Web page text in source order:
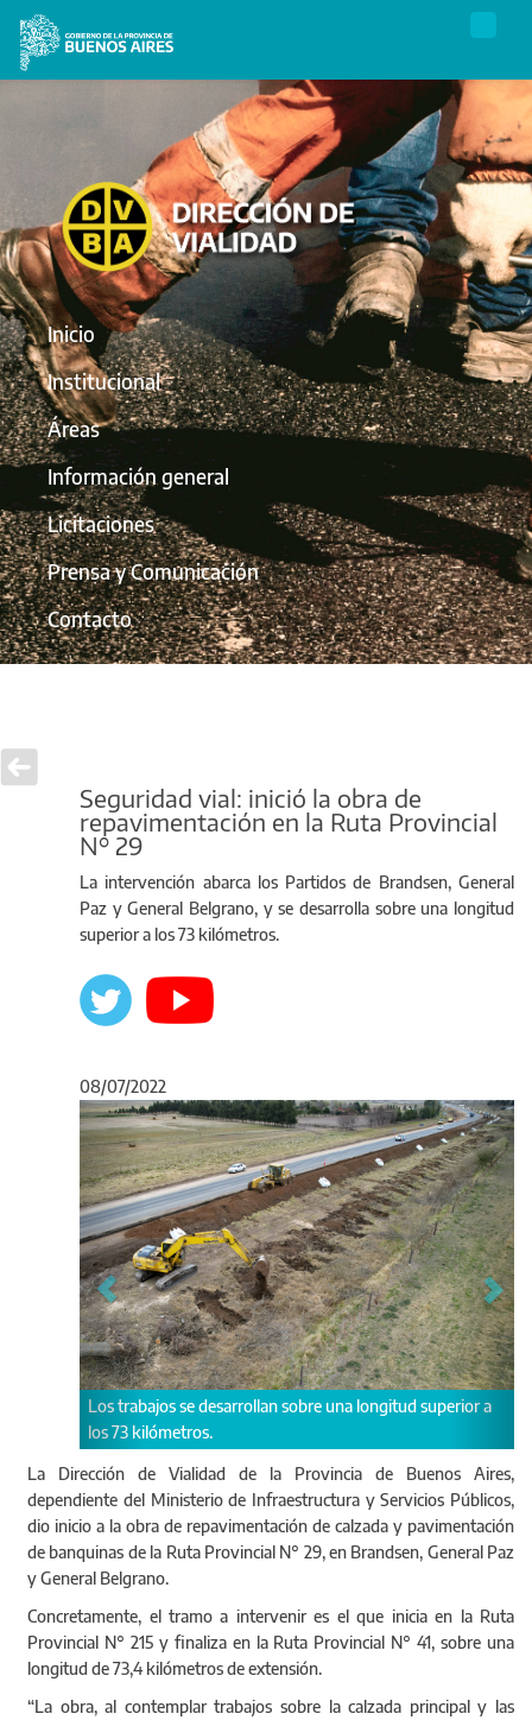
Inicio
Institucional
Áreas
Información general
Licitaciones
Prensa y Comunicación
Contacto
Seguridad vial: inició la obra de
repavimentación en la Ruta Provincial
N° 29
La intervención abarca los Partidos de Brandsen, General
Paz y General Belgrano, y se desarrolla sobre una longitud
superior a los 73 kilómetros.
08/07/2022
sobre una longitud superior a
El tramo abarca los partidos de
Anterior
La Dirección de Vialidad de la Provincia de Buenos Aires,
dependiente del Ministerio de Infraestructura y Servicios Públicos,
dio inicio a la obra de repavimentación de calzada y pavimentación
de banquinas de la Ruta Provincial N° 29, en Brandsen, General Paz
y General Belgrano.
Concretamente, el tramo a intervenir es el que inicia en la Ruta
Provincial N° 215 y finaliza en la Ruta Provincial N° 41, sobre una
longitud de 73,4 kilómetros de extensión.
“La obra, al contemplar trabajos sobre la calzada principal y las